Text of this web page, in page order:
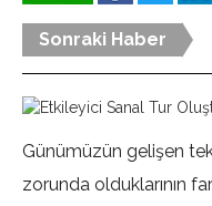
Sonraki Haber
Günümüzün gelişen
zorunda olduklarının